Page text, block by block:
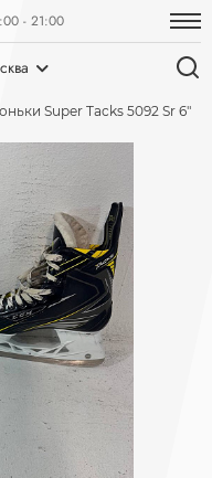
- 21:00
Super Tacks 5092 Sr 6"